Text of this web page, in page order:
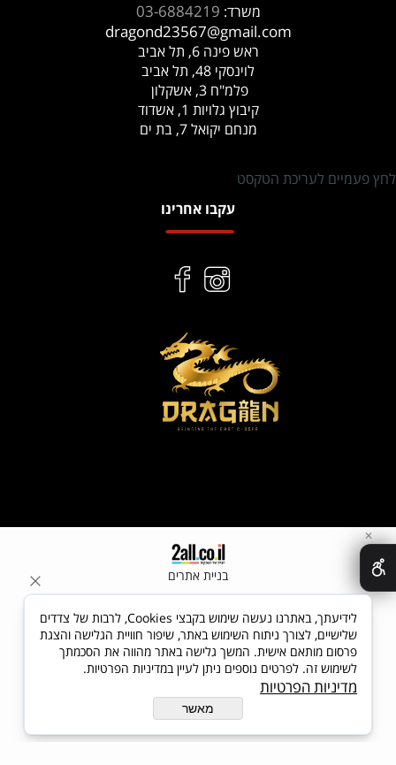
משרד: 03-6884219
dragond23567@gmail.com
ראש פינה 6, תל אביב
לוינסקי 48, תל אביב
פלמ"ח 3, אשקלון
קיבוץ גלויות 1, אשדוד
מנחם יקואל 7, בת ים
לחץ פעמיים לעריכת הטקסט
עקבו אחרינו
בניית אתרים
✕
לידיעתך, באתרנו נעשה שימוש בקבצי Cookies, לרבות של צדדים
שלישיים, לצורך ניתוח השימוש באתר, שיפור חוויית הגלישה והצגת
פרסום מותאם אישית. המשך גלישה באתר מהווה את הסכמתך
לשימוש זה. לפרטים נוספים ניתן לעיין במדיניות הפרטיות.
מדיניות הפרטיות
מאשר